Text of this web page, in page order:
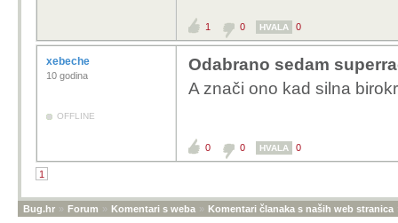
1 0 HVALA 0
xebeche
10 godina
OFFLINE
Odabrano sedam
A znači ono kad silna
0 0 HVALA 0
1
Bug.hr » Forum » Komentari s weba » Komentari članaka s naših web stranica